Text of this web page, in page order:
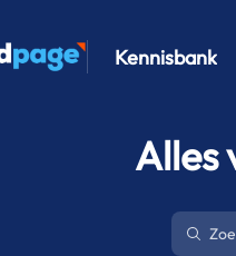
Kennisbank
Alles